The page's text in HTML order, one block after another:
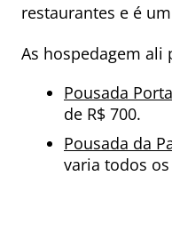
restaurantes e é
As hospedagem ali
Pousada
de R$ 700.
Pousada da
varia todos